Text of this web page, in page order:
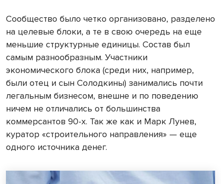
Сообщество было четко организовано, разделено
на целевые блоки, а те в свою очередь на еще
меньшие структурные единицы. Состав был
самым разнообразным. Участники
экономического блока (среди них, например,
были отец и сын Солодкины) занимались почти
легальным бизнесом, внешне и по поведению
ничем не отличались от большинства
коммерсантов 90-х. Так же как и Марк Лунев,
куратор «строительного направления» — еще
одного источника денег.